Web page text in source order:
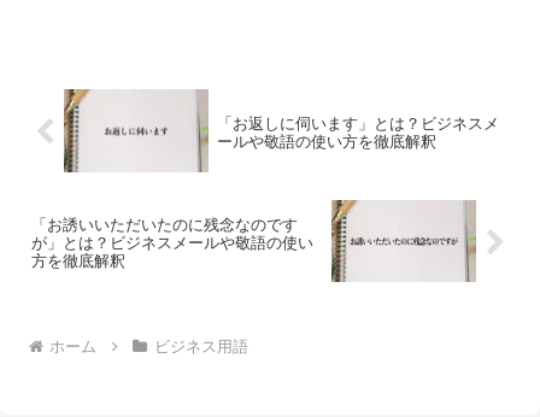
「お返しに伺います」とは？ビジネスメ
ールや敬語の使い方を徹底解釈
「お誘いいただいたのに残念なのです
が」とは？ビジネスメールや敬語の使い
方を徹底解釈
ホーム ビジネス用語